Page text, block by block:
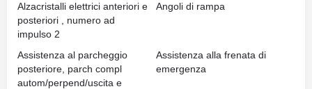
Alzacristalli elettrici anteriori e
posteriori , numero ad
impulso 2
Angoli di rampa
Assistenza al parcheggio
posteriore, parch compl
autom/perpend/uscita e
Assistenza alla frenata di
emergenza